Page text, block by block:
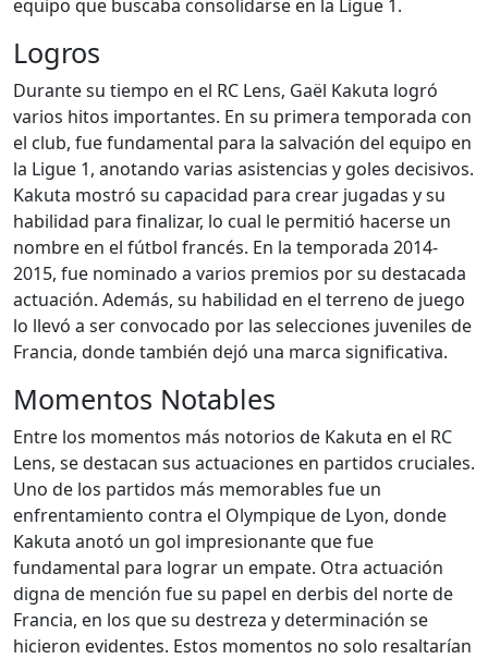
equipo que buscaba consolidarse en la Ligue 1.
Logros
Durante su tiempo en el RC Lens, Gaël Kakuta logró
varios hitos importantes. En su primera temporada con
el club, fue fundamental para la salvación del equipo en
la Ligue 1, anotando varias asistencias y goles decisivos.
Kakuta mostró su capacidad para crear jugadas y su
habilidad para finalizar, lo cual le permitió hacerse un
nombre en el fútbol francés. En la temporada 2014-
2015, fue nominado a varios premios por su destacada
actuación. Además, su habilidad en el terreno de juego
lo llevó a ser convocado por las selecciones juveniles de
Francia, donde también dejó una marca significativa.
Momentos Notables
Entre los momentos más notorios de Kakuta en el RC
Lens, se destacan sus actuaciones en partidos cruciales.
Uno de los partidos más memorables fue un
enfrentamiento contra el Olympique de Lyon, donde
Kakuta anotó un gol impresionante que fue
fundamental para lograr un empate. Otra actuación
digna de mención fue su papel en derbis del norte de
Francia, en los que su destreza y determinación se
hicieron evidentes. Estos momentos no solo resaltarían